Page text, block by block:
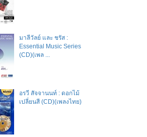
มาลีวัลย์​ และ​ ชรัส​ :
Essential Music Series
(CD)(เพล ...
อรวี สัจจานนท์ : ดอกไม้
เปลี่ยนสี (CD)(เพลงไทย)